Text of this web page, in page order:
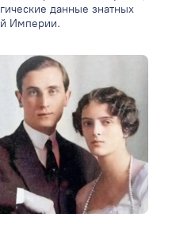
данные знатных
Империи.